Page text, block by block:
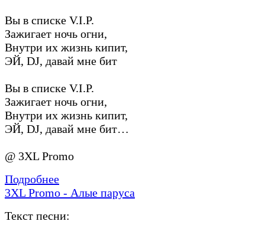
Вы в списке V.I.P.
Зажигает ночь огни,
Внутри их жизнь кипит,
ЭЙ, DJ, давай мне бит
Вы в списке V.I.P.
Зажигает ночь огни,
Внутри их жизнь кипит,
ЭЙ, DJ, давай мне бит…
@ 3XL Promo
Подробнее
3XL Promo - Алые паруса
Текст песни: